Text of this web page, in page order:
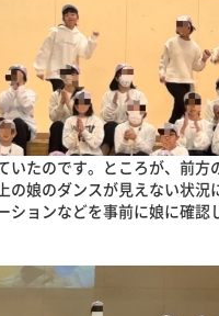
いたのです。ところが、前
の娘のダンスが見えない状
ションなどを事前に娘に確